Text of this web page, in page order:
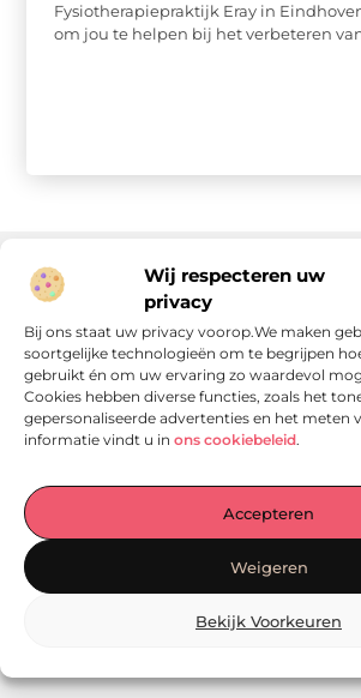
Wij respecteren uw
privacy
Bij ons staat uw privacy voorop.We maken
soortgelijke technologieën om te begrijpen
gebruikt én om uw ervaring zo waardevol
Cookies hebben diverse functies, zoals het
gepersonaliseerde advertenties en het meten
informatie vindt u in ons cookiebeleid.
Accepteren
Weigeren
Bekijk Voorkeuren
Fysiotherapiepraktijk Eray in
om jou te helpen bij het verbeteren
zetten
, praktische tips waar je écht iets
vandaag opLocomo.nl
Onze informatie